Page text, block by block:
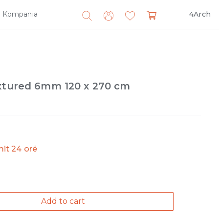
Kompania 4Arch
Search
for:
6mm 120 x 270 cm
24 orë
Add to cart